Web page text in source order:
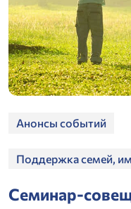
Анонсы событий
Поддержка семей,
Семинар-